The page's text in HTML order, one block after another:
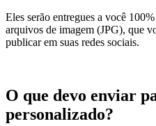
Eles serão entregues a você
arquivos de imagem (JPG), que
publicar em suas redes sociais.
O que devo enviar
personalizado?